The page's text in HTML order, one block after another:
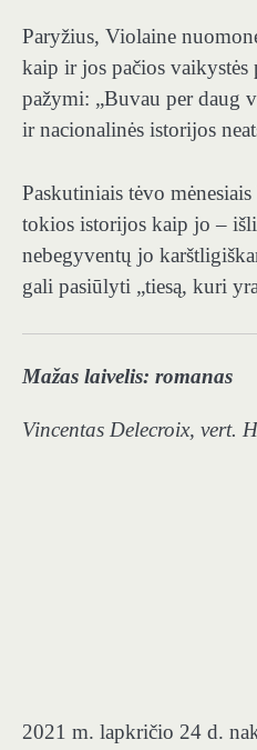
Paryžius, Violaine
kaip ir jos pačios
pažymi: „Buvau per daug
ir nacionalinės istorijos
Paskutiniais tėvo
tokios istorijos kaip jo –
nebegyventų jo
gali pasiūlyti „tiesą, kuri
Mažas laivelis: romanas
Vincentas Delecroix, vert.
2021 m. lapkričio 24 d.